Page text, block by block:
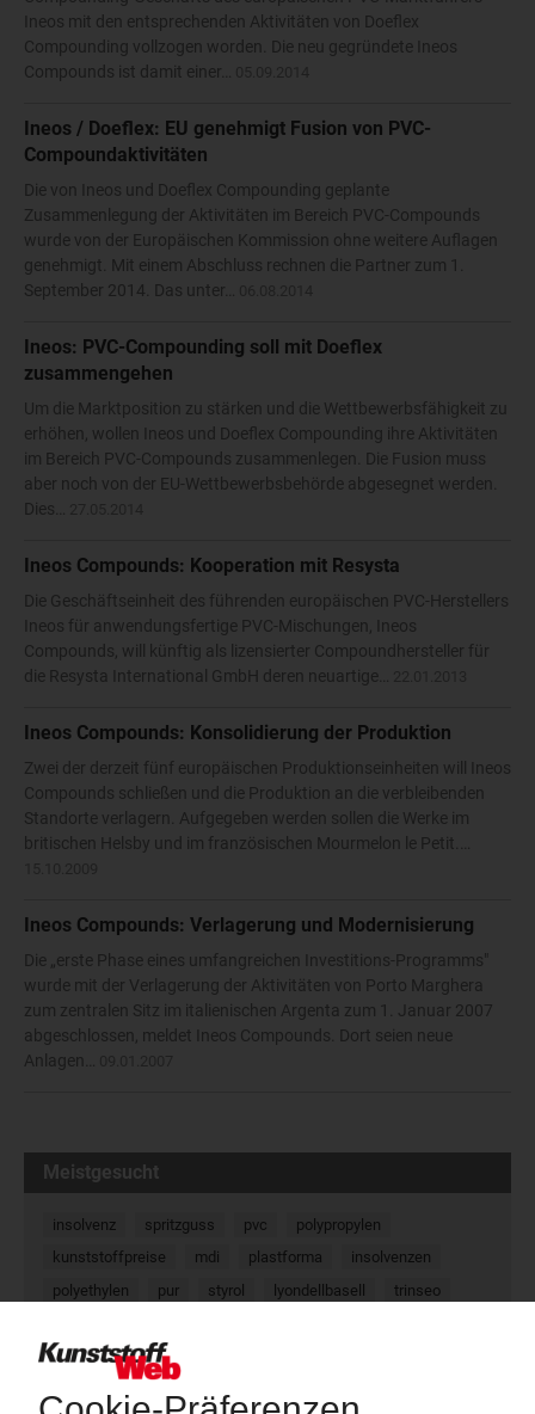
Ineos mit den entsprechenden Aktivitäten von Doeflex
Compounding vollzogen worden. Die neu gegründete Ineos
Compounds ist damit einer…
Ineos / Doeflex: EU genehmigt Fusion von PVC-
Compoundaktivitäten
Die von Ineos und Doeflex Compounding geplante
Zusammenlegung der Aktivitäten im Bereich PVC-Compounds
wurde von der Europäischen Kommission ohne weitere Auflagen
genehmigt. Mit einem Abschluss rechnen die Partner zum 1.
September 2014. Das unter…
Ineos: PVC-Compounding soll mit Doeflex
zusammengehen
Um die Marktposition zu stärken und die Wettbewerbsfähigkeit zu
erhöhen, wollen Ineos und Doeflex Compounding ihre Aktivitäten
im Bereich PVC-Compounds zusammenlegen. Die Fusion muss
aber noch von der EU-Wettbewerbsbehörde abgesegnet werden.
Dies…
Ineos Compounds: Kooperation mit Resysta
Die Geschäftseinheit des führenden europäischen PVC-Herstellers
Ineos für anwendungsfertige PVC-Mischungen, Ineos
Compounds, will künftig als lizensierter Compoundhersteller für
die Resysta International GmbH deren neuartige…
Ineos Compounds: Konsolidierung der Produktion
Zwei der derzeit fünf europäischen Produktionseinheiten will Ineos
Compounds schließen und die Produktion an die verbleibenden
Standorte verlagern. Aufgegeben werden sollen die Werke im
britischen Helsby und im französischen Mourmelon le Petit.…
Ineos Compounds: Verlagerung und Modernisierung
Die „erste Phase eines umfangreichen Investitions-Programms"
wurde mit der Verlagerung der Aktivitäten von Porto Marghera
zum zentralen Sitz im italienischen Argenta zum 1. Januar 2007
abgeschlossen, meldet Ineos Compounds. Dort seien neue
Anlagen…
Meistgesucht
insolvenz spritzguss pvc
polypropylen
kunststoffpreise
mdi plastforma
insolvenzen
polyethylen
pur styrol lyondellbasell
trinseo
pet-preise
covestro